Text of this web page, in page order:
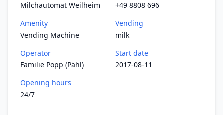
Milchautomat Weilheim
+49 8808 696
Amenity
Vending Machine
Vending
milk
Operator
Familie Popp (Pähl)
Start date
2017-08-11
Opening hours
24/7